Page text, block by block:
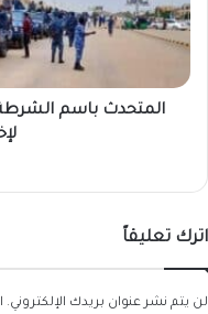
خطوة
عسكرية
لإخلاء
الخرطومالمتحدث باسم
اترك تعليقاً
لن يتم نشر عنوان بريدك الإلكتروني.